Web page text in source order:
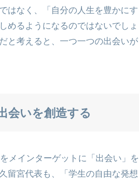
はなく、「自分の人生を豊かにす
めるようになるのではないでしょ
と考えると、一つ一つの出会いが
会いを創造する
メインターゲットに「出会い」を
留宮代表も、「学生の自由な発想